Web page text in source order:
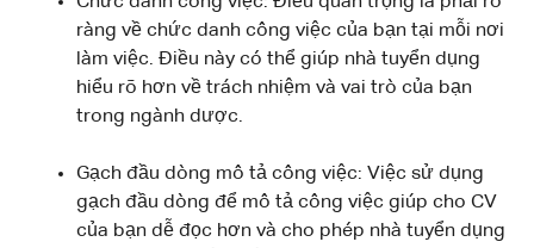
ràng về chức danh công việc của bạn tại mỗi nơi
làm việc. Điều này có thể giúp nhà tuyển dụng
hiểu rõ hơn về trách nhiệm và vai trò của bạn
trong ngành dược.
Gạch đầu dòng mô tả công việc: Việc sử dụng
gạch đầu dòng để mô tả công việc giúp cho CV
của bạn dễ đọc hơn và cho phép nhà tuyển dụng